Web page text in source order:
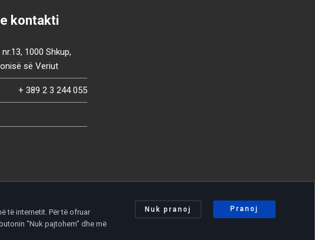
kontakti
1000 Shkup,
së Veriut
+ 389 2 3 244 055
të internetit. Për të ofruar
“Nuk pajtohem” dhe më
Nuk pranoj Pranoj